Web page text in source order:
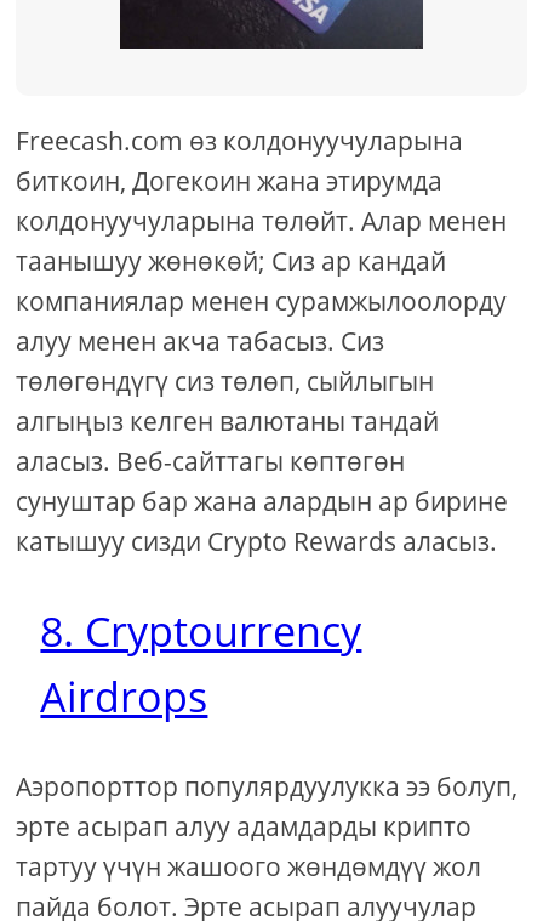
Freecash.com өз колдонуучуларына
биткоин, Догекоин жана этирумда
колдонуучуларына төлөйт. Алар менен
таанышуу жөнөкөй; Сиз ар кандай
компаниялар менен сурамжылоолорду
алуу менен акча табасыз. Сиз
төлөгөндүгү сиз төлөп, сыйлыгын
алгыңыз келген валютаны тандай
аласыз. Веб-сайттагы көптөгөн
сунуштар бар жана алардын ар бирине
катышуу сизди Crypto Rewards аласыз.
8. Cryptourrency
Airdrops
Аэропорттор популярдуулукка ээ болуп,
эрте асырап алуу адамдарды крипто
тартуу үчүн жашоого жөндөмдүү жол
пайда болот. Эрте асырап алуучулар